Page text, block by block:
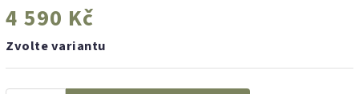
4 590 Kč
Zvolte variantu